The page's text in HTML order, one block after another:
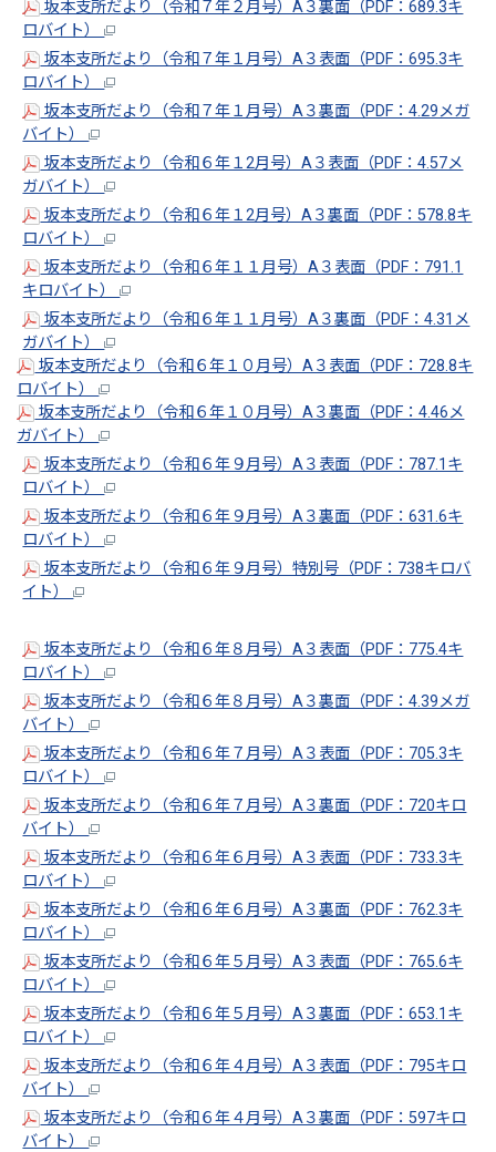
坂本支所だより（令和７年２月号）A３裏面（PDF：689.3キ
ロバイト）
坂本支所だより（令和７年１月号）A３表面（PDF：695.3キ
ロバイト）
坂本支所だより（令和７年１月号）A３裏面（PDF：4.29メガ
バイト）
坂本支所だより（令和６年１2月号）A３表面（PDF：4.57メ
ガバイト）
坂本支所だより（令和６年１2月号）A３裏面（PDF：578.8キ
ロバイト）
坂本支所だより（令和６年１１月号）A３表面（PDF：791.1
キロバイト）
坂本支所だより（令和６年１１月号）A３裏面（PDF：4.31メ
ガバイト）
坂本支所だより（令和６年１０月号）A３表面（PDF：728.8キ
ロバイト）
坂本支所だより（令和６年１０月号）A３裏面（PDF：4.46メ
ガバイト）
坂本支所だより（令和６年９月号）A３表面（PDF：787.1キ
ロバイト）
坂本支所だより（令和６年９月号）A３裏面（PDF：631.6キ
ロバイト）
坂本支所だより（令和６年９月号）特別号（PDF：738キロバ
イト）
坂本支所だより（令和６年８月号）A３表面（PDF：775.4キ
ロバイト）
坂本支所だより（令和６年８月号）A３裏面（PDF：4.39メガ
バイト）
坂本支所だより（令和６年７月号）A３表面（PDF：705.3キ
ロバイト）
坂本支所だより（令和６年７月号）A３裏面（PDF：720キロ
バイト）
坂本支所だより（令和６年６月号）A３表面（PDF：733.3キ
ロバイト）
坂本支所だより（令和６年６月号）A３裏面（PDF：762.3キ
ロバイト）
坂本支所だより（令和６年５月号）A３表面（PDF：765.6キ
ロバイト）
坂本支所だより（令和６年５月号）A３裏面（PDF：653.1キ
ロバイト）
坂本支所だより（令和６年４月号）A３表面（PDF：795キロ
バイト）
坂本支所だより（令和６年４月号）A３裏面（PDF：597キロ
バイト）